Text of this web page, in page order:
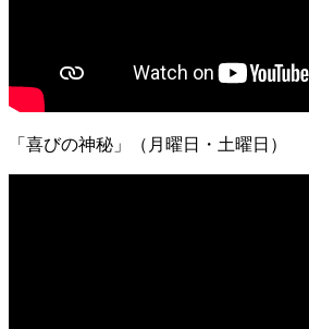
「喜びの神秘」（月曜日・土曜日）